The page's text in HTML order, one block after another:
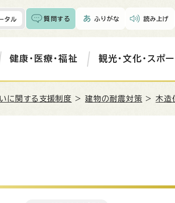
タル 質問する ふりがな 読み上げ
健康・医療・福祉 観光・文化・スポ
に関する支援制度 >建物の耐震対策 > 木造